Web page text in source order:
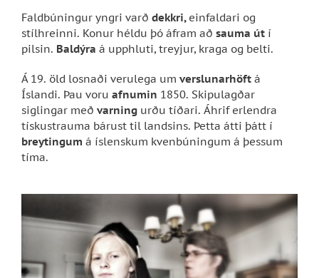
Faldbúningur yngri varð dekkri, einfaldari og
stílhreinni. Konur héldu þó áfram að sauma út í
pilsin. Baldýra á upphluti, treyjur, kraga og belti.
Á 19. öld losnaði verulega um verslunarhöft á
Íslandi. Þau voru afnumin 1850. Skipulagðar
siglingar með varning urðu tíðari. Áhrif erlendra
tískustrauma bárust til landsins. Þetta átti þátt í
breytingum á íslenskum kvenbúningum á þessum
tíma.